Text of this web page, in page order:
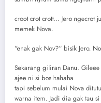
croot crot crott… Jero ngecrot
memek Nova.
“enak gak Nov?” bisik Jero.
Sekarang giliran Danu.
ajee ni si bos hahaha
tapi sebelum mulai Nova
warna item. Jadi dia gak tau